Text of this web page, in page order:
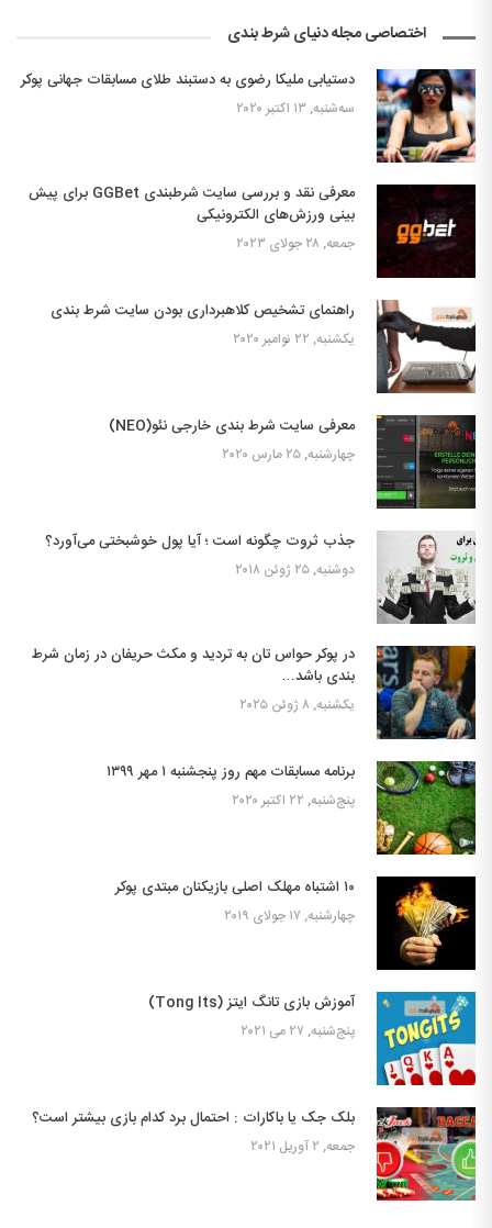
اختصاصی مجله دنیای شرط بندی
دستیابی ملیکا رضوی به دستبند طلای مسابقات جهانی پوکر
سه‌شنبه, ۱۳ اکتبر ۲۰۲۰
معرفی نقد و بررسی سایت شرطبندی GGBet برای پیش
بینی ورزش‌های الکترونیکی
جمعه, ۲۸ جولای ۲۰۲۳
راهنمای تشخیص کلاهبرداری بودن سایت شرط بندی
یکشنبه, ۲۲ نوامبر ۲۰۲۰
معرفی سایت شرط بندی خارجی نئو(NEO)
چهارشنبه, ۲۵ مارس ۲۰۲۰
جذب ثروت چگونه است ؛ آیا پول خوشبختی می‌آورد؟
دوشنبه, ۲۵ ژوئن ۲۰۱۸
در پوکر حواس تان به تردید و مکث حریفان در زمان شرط
بندی باشد…
یکشنبه, ۸ ژوئن ۲۰۲۵
برنامه مسابقات مهم روز پنجشنبه ۱ مهر ۱۳۹۹
پنج‌شنبه, ۲۲ اکتبر ۲۰۲۰
۱۰ اشتباه مهلک اصلی بازیکنان مبتدی پوکر
چهارشنبه, ۱۷ جولای ۲۰۱۹
آموزش بازی تانگ ایتز (Tong Its)
پنج‌شنبه, ۲۷ می ۲۰۲۱
بلک جک یا باکارات : احتمال برد کدام بازی بیشتر است؟
جمعه, ۲ آوریل ۲۰۲۱